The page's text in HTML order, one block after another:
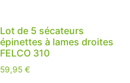
Lot de 5 sécateurs
épinettes à lames droites
FELCO 310
59,95 €